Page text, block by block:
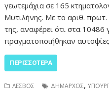
γεωτεμάχια σε 165
Μυτιλήνης. Με το αριθ.
της, αναφέρει ότι στα 10486
πραγματοποιήθηκαν
ΠΕΡΙΣΣΌΤΕΡΑ
ΛΕΣΒΟΣ ΔΗΜΑΡΧΟΣ,